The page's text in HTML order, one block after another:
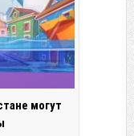
могут